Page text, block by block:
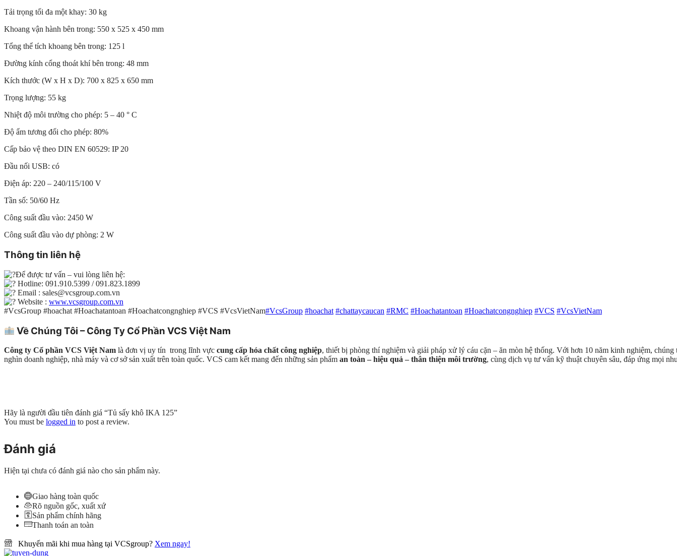
Tải trọng tối đa một khay: 30 kg
Khoang vận hành bên trong: 550 x 525 x 450 mm
Tổng thể tích khoang bên trong: 125 l
Đường kính cổng thoát khí bên trong: 48 mm
Kích thước (W x H x D): 700 x 825 x 650 mm
Trọng lượng: 55 kg
Nhiệt độ môi trường cho phép: 5 – 40 ° C
Độ ẩm tương đối cho phép: 80%
Cấp bảo vệ theo DIN EN 60529: IP 20
Đầu nối USB: có
Điện áp: 220 – 240/115/100 V
Tần số: 50/60 Hz
Công suất đầu vào: 2450 W
Công suất đầu vào dự phòng: 2 W
Thông tin liên hệ
Để được tư vấn – vui lòng liên hệ:
Hotline: 091.910.5399 / 091.823.1899
Email : sales@vcsgroup.com.vn
Website : www.vcsgroup.com.vn
#VcsGroup #hoachat #Hoachatantoan #Hoachatcongnghiep #VCS #VcsVietNam#VcsGroup #hoachat #chattaycaucan #RMC #Hoachatantoan #Hoachatcongnghiep #VCS #VcsVietNam
Về Chúng Tôi – Công Ty Cổ Phần VCS Việt Nam
Công ty Cổ phần VCS Việt Nam là đơn vị uy tín trong lĩnh vực cung cấp hóa chất công nghiệp, thiết bị phòng thí nghiệm và giải pháp xử lý cáu cặn – ăn mòn hệ thống. Với hơn 10 năm kinh nghiệm,
nghìn doanh nghiệp, nhà máy và cơ sở sản xuất trên toàn quốc. VCS cam kết mang đến những sản phẩm an toàn – hiệu quả – thân thiện môi trường, cùng dịch vụ tư vấn kỹ thuật chuyên sâu, đáp ứng mọi
Hãy là người đầu tiên đánh giá “Tủ sấy khô IKA 125”
You must be logged in to post a review.
Đánh giá
Hiện tại chưa có đánh giá nào cho sản phẩm này.
Giao hàng toàn quốc
Rõ nguồn gốc, xuất xứ
Sản phẩm chính hãng
Thanh toán an toàn
Khuyến mãi khi mua hàng tại VCSgroup? Xem ngay!